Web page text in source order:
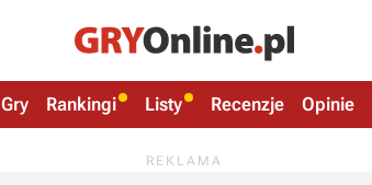
Gry Rankingi Listy Recenzje Opinie